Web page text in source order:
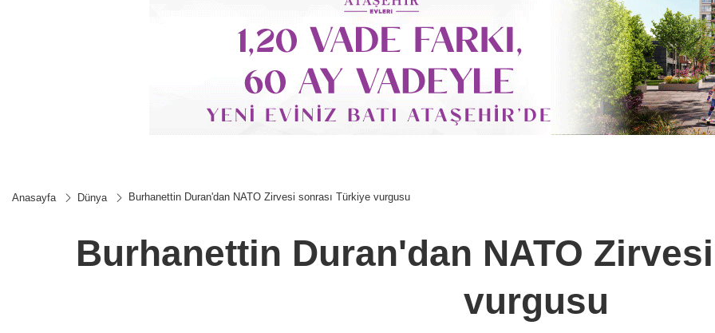
Anasayfa Dünya Burhanettin Duran'dan NATO Zirvesi sonrası Türkiye vurgusu
Burhanettin Duran'dan NATO
vurgusu